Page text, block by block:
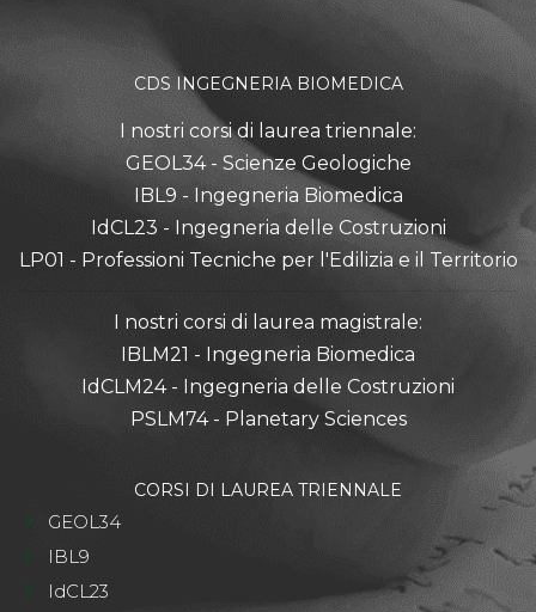
CDS INGEGNERIA BIOMEDICA
I nostri corsi di laurea triennale:
GEOL34 - Scienze Geologiche
IBL9 - Ingegneria Biomedica
IdCL23 - Ingegneria delle Costruzioni
LP01 - Professioni Tecniche per l'Edilizia e il Territorio
I nostri corsi di laurea magistrale:
IBLM21 - Ingegneria Biomedica
IdCLM24 - Ingegneria delle Costruzioni
PSLM74 - Planetary Sciences
CORSI DI LAUREA TRIENNALE
GEOL34
IBL9
IdCL23